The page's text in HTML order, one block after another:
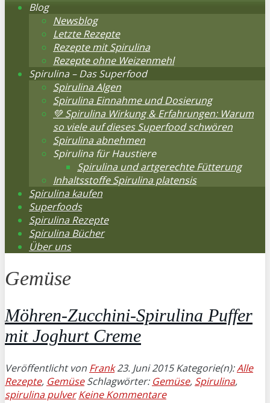
Blog
Newsblog
Letzte Rezepte
Rezepte mit Spirulina
Rezepte ohne Weizenmehl
Spirulina – Das Superfood
Spirulina Algen
Spirulina Einnahme und Dosierung
💚 Spirulina Wirkung & Erfahrungen: Warum
so viele auf dieses Superfood schwören
Spirulina abnehmen
Spirulina für Haustiere
Spirulina und artgerechte Fütterung
Inhaltsstoffe Spirulina platensis
Spirulina kaufen
Superfoods
Spirulina Rezepte
Spirulina Bücher
Über uns
Gemüse
Möhren-Zucchini-Spirulina Puffer
mit Joghurt Creme
Veröffentlicht von Frank 23. Juni 2015 Kategorie(n):Alle
Rezepte, GemüseSchlagwörter: Gemüse, Spirulina,
spirulina pulver Keine Kommentare